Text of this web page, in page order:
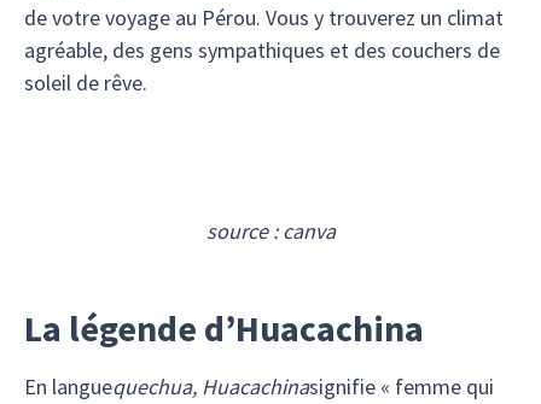
de votre voyage au Pérou. Vous y trouverez un climat
agréable, des gens sympathiques et des couchers de
soleil de rêve.
source : canva
La légende d’Huacachina
En languequechua, Huacachinasignifie « femme qui